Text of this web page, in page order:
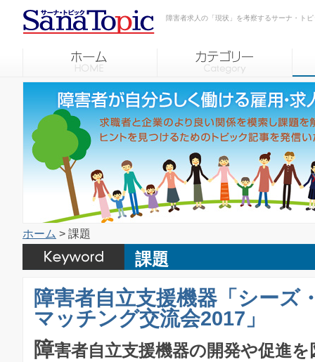
障害者求人の「現状」を考察するサーナ・トピ
ホーム > 課題
課題
障害者自立支援機器「シーズ
マッチング交流会2017」
障害者自立支援機器の開発や促進